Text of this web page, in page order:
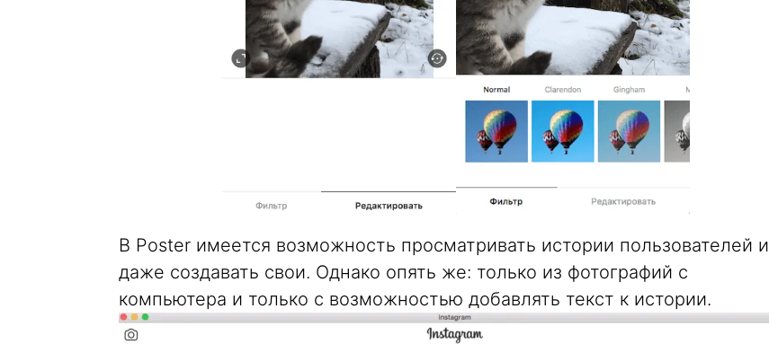
В Poster имеется возможность просматривать истории пользователей и
даже создавать свои. Однако опять же: только из фотографий с
компьютера и только с возможностью добавлять текст к истории.